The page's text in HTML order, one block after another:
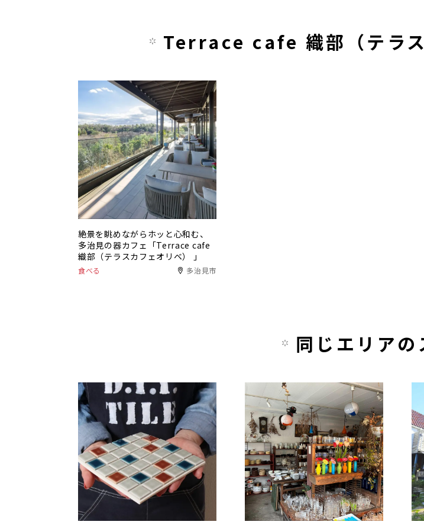
Terrace cafe 織部（テラ
絶景を眺めながらホッと心和む、
多治見の器カフェ「Terrace cafe
織部（テラスカフェオリベ） 」
食べる 多治見市
同じエリアの